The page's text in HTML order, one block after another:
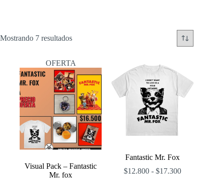
Mostrando 7 resultadosOrdenado
OFERTA
Visual Pack – Fantastic
Mr. fox
Fantastic Mr. Fox
$12.800 - $17.300Rango